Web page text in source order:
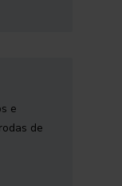
e
de